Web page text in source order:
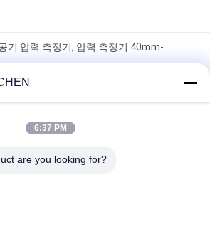
기 압력 측정기, 압력 측정기 40mm-
RSV 구리 안전 밸브 1/8 " - 2" PT 공기
먼지떨이 총 및 타이어 부풀리는 장치 총
6:37 PM
are you looking for?